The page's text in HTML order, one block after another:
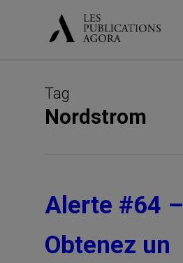
Tag
Nordstrom
Alerte #64 –
Obtenez un